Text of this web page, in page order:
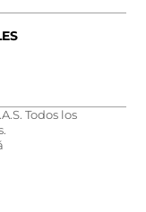
Todos los